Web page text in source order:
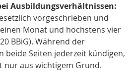
Ausbildungsverhältnissen:
vorgeschrieben und
Monat und höchstens vier
BBiG). Während der
beide Seiten jederzeit kündigen,
nur aus wichtigem Grund.